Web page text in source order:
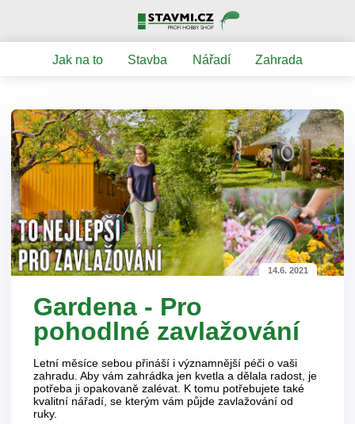
Jak na to Stavba Nářadí Zahrada
14.6. 2021
Gardena - Pro
pohodlné zavlažování
Letní měsíce sebou přináší i významnější péči o vaši
zahradu. Aby vám zahrádka jen kvetla a dělala radost, je
potřeba ji opakovaně zalévat. K tomu potřebujete také
kvalitní nářadí, se kterým vám půjde zavlažování od
ruky.